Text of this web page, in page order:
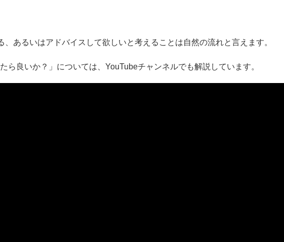
あるいはアドバイスして欲しいと考えることは自然の流れと言えます。
ら良いか？」については、YouTubeチャンネルでも解説しています。